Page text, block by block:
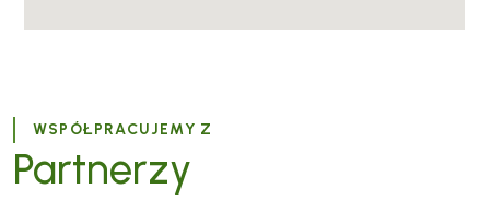
WSPÓŁPRACUJEMY Z
Partnerzy